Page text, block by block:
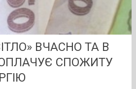
ВЧАСНО ТА В
ОПЛАЧУЄ СПОЖИТУ